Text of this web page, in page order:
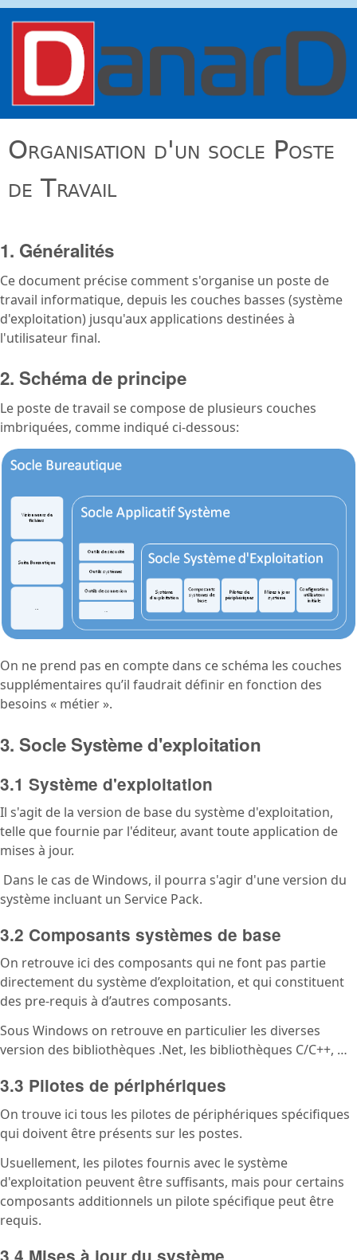
danard.net
Organisation d'un socle Poste
de Travail
1. Généralités
Ce document précise comment s'organise un poste de
travail informatique, depuis les couches basses (système
d'exploitation) jusqu'aux applications destinées à
l'utilisateur final.
2. Schéma de principe
Le poste de travail se compose de plusieurs couches
imbriquées, comme indiqué ci-dessous:
On ne prend pas en compte dans ce schéma les couches
supplémentaires qu’il faudrait définir en fonction des
besoins « métier ».
3. Socle Système d'exploitation
3.1 Système d'exploitation
Il s'agit de la version de base du système d'exploitation,
telle que fournie par l'éditeur, avant toute application de
mises à jour.
Dans le cas de Windows, il pourra s'agir d'une version du
système incluant un Service Pack.
3.2 Composants systèmes de base
On retrouve ici des composants qui ne font pas partie
directement du système d’exploitation, et qui constituent
des pre-requis à d’autres composants.
Sous Windows on retrouve en particulier les diverses
version des bibliothèques .Net, les bibliothèques C/C++, …
3.3 Pilotes de périphériques
On trouve ici tous les pilotes de périphériques spécifiques
qui doivent être présents sur les postes.
Usuellement, les pilotes fournis avec le système
d'exploitation peuvent être suffisants, mais pour certains
composants additionnels un pilote spécifique peut être
requis.